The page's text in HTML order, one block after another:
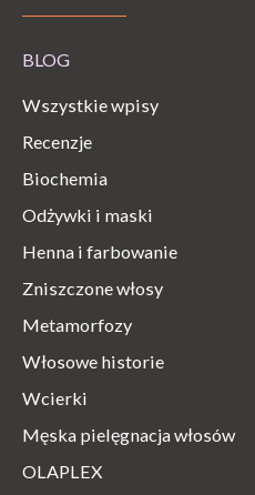
BLOG
Wszystkie wpisy
Recenzje
Biochemia
Odżywki i maski
Henna i farbowanie
Zniszczone włosy
Metamorfozy
Włosowe historie
Wcierki
Męska pielęgnacja włosów
OLAPLEX